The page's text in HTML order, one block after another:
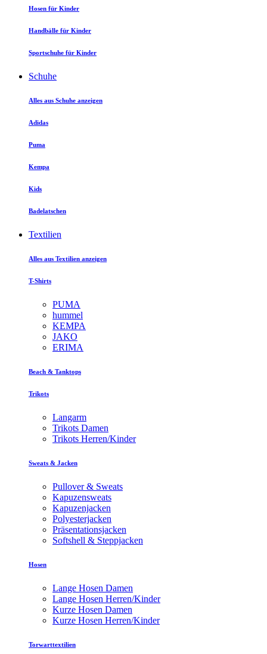
Hosen für Kinder
Handbälle für Kinder
Sportschuhe für Kinder
Schuhe
Alles aus Schuhe anzeigen
Adidas
Puma
Kempa
Kids
Badelatschen
Textilien
Alles aus Textilien anzeigen
T-Shirts
PUMA
hummel
KEMPA
JAKO
ERIMA
Beach & Tanktops
Trikots
Langarm
Trikots Damen
Trikots Herren/Kinder
Sweats & Jacken
Pullover & Sweats
Kapuzensweats
Kapuzenjacken
Polyesterjacken
Präsentationsjacken
Softshell & Steppjacken
Hosen
Lange Hosen Damen
Lange Hosen Herren/Kinder
Kurze Hosen Damen
Kurze Hosen Herren/Kinder
Torwarttextilien